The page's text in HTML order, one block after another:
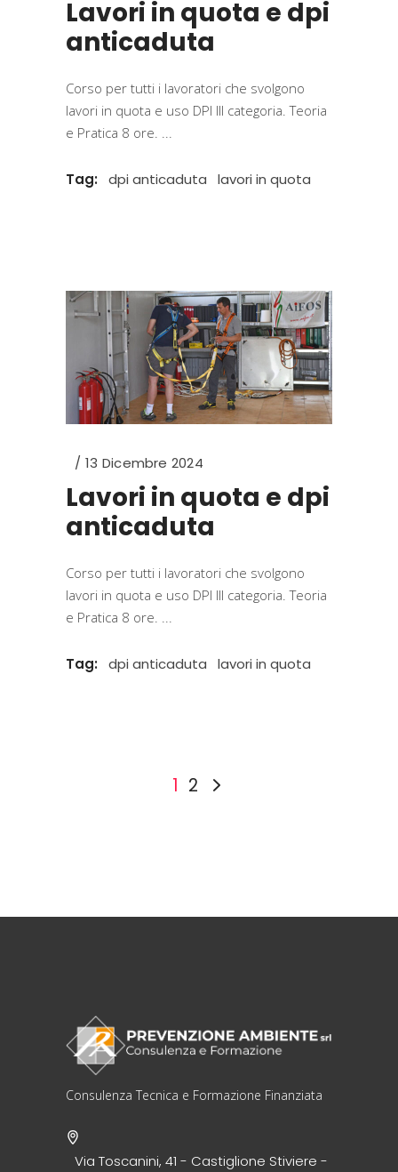
Lavori in quota e dpi
anticaduta
Corso per tutti i lavoratori che svolgono
lavori in quota e uso DPI III categoria. Teoria
e Pratica 8 ore.
Tag: dpi anticaduta lavori in quota
13 Dicembre 2024
Lavori in quota e dpi
anticaduta
Corso per tutti i lavoratori che svolgono
lavori in quota e uso DPI III categoria. Teoria
e Pratica 8 ore.
Tag: dpi anticaduta lavori in quota
1 2
Consulenza Tecnica e Formazione Finanziata
Via Toscanini, 41 - Castiglione Stiviere -